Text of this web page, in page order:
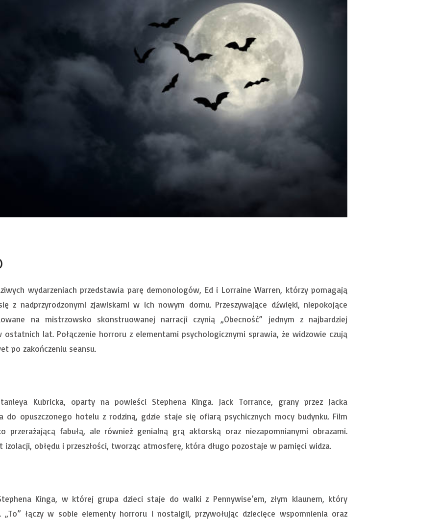
wydarzeniach przedstawia parę demonologów, Ed i Lorraine Warren, którzy pomagają
z nadprzyrodzonymi zjawiskami w ich nowym domu. Przeszywające dźwięki, niepokojące
na mistrzowsko skonstruowanej narracji czynią „Obecność” jednym z najbardziej
ostatnich lat. Połączenie horroru z elementami psychologicznymi sprawia, że widzowie czują
po zakończeniu seansu.
Kubricka, oparty na powieści Stephena Kinga. Jack Torrance, grany przez Jacka
do opuszczonego hotelu z rodziną, gdzie staje się ofiarą psychicznych mocy budynku. Film
przerażającą fabułą, ale również genialną grą aktorską oraz niezapomnianymi obrazami.
izolacji, obłędu i przeszłości, tworząc atmosferę, która długo pozostaje w pamięci widza.
Kinga, w której grupa dzieci staje do walki z Pennywise’em, złym klaunem, który
„To” łączy w sobie elementy horroru i nostalgii, przywołując dziecięce wspomnienia oraz